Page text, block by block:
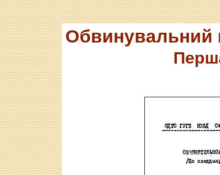
Обвинувальний